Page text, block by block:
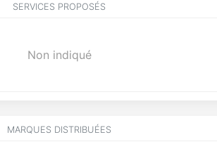
SERVICES PROPOSÉS
Non indiqué
MARQUES DISTRIBUÉES